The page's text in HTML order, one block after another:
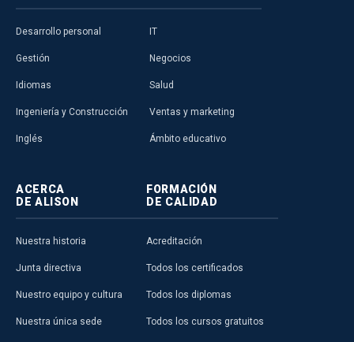
Desarrollo personal
Gestión
Idiomas
Ingeniería y Construcción
Inglés
IT
Negocios
Salud
Ventas y marketing
Ámbito educativo
ACERCA
DE ALISON
Nuestra historia
Junta directiva
Nuestro equipo y cultura
Nuestra única sede
FORMACIÓN
DE CALIDAD
Acreditación
Todos los certificados
Todos los diplomas
Todos los cursos gratuitos